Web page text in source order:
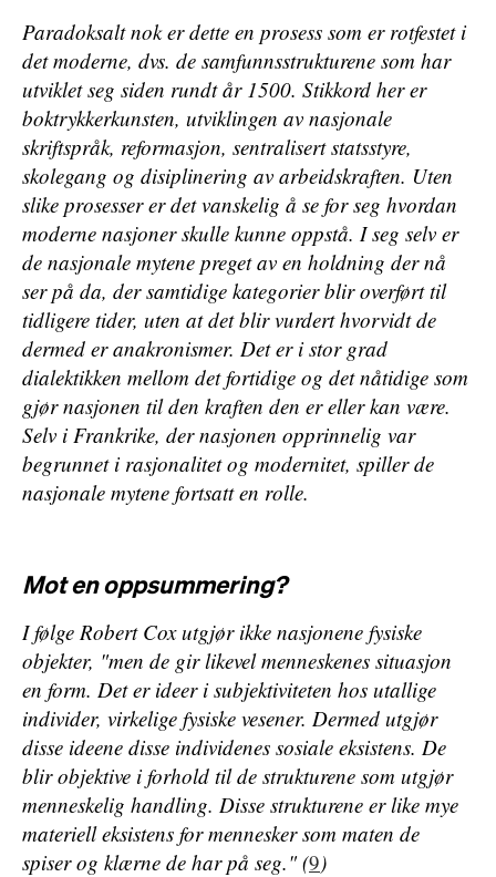
Paradoksalt nok er dette en prosess som er rotfestet i
det moderne, dvs. de samfunnsstrukturene som har
utviklet seg siden rundt år 1500. Stikkord her er
boktrykkerkunsten, utviklingen av nasjonale
skriftspråk, reformasjon, sentralisert statsstyre,
skolegang og disiplinering av arbeidskraften. Uten
slike prosesser er det vanskelig å se for seg hvordan
moderne nasjoner skulle kunne oppstå. I seg selv er
de nasjonale mytene preget av en holdning dernå
ser på da, der samtidige kategorier blir overført til
tidligere tider, uten at det blir vurdert hvorvidt de
dermed er anakronismer. Det er i stor grad
dialektikken mellom det fortidige og det nåtidige som
gjør nasjonen til den kraften den er eller kan være.
Selv i Frankrike, der nasjonen opprinnelig var
begrunnet i rasjonalitet og modernitet, spiller de
nasjonale mytene fortsatt en rolle.
Mot en oppsummering?
I følge Robert Cox utgjør ikke nasjonene fysiske
objekter, "men de gir likevel menneskenes situasjon
en form. Det er ideer i subjektiviteten hos utallige
individer, virkelige fysiske vesener. Dermed utgjør
disse ideene disse individenes sosiale eksistens. De
blir objektive i forhold til de strukturene som utgjør
menneskelig handling. Disse strukturene er like mye
materiell eksistens for mennesker som maten de
spiser og klærne de har på seg." (9)